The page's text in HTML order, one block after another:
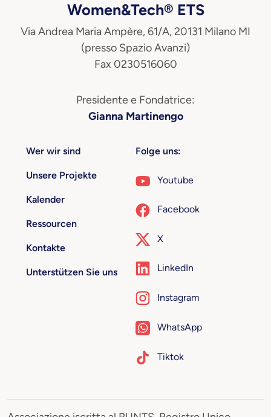
Women&Tech® ETS
Via Andrea Maria Ampère, 61/A, 20131 Milano MI
(presso Spazio Avanzi)
Fax 0230516060
Presidente e Fondatrice:
Gianna Martinengo
Wer wir sind
Unsere Projekte
Kalender
Ressourcen
Kontakte
Unterstützen Sie uns
Folge uns:
Youtube
Facebook
X
LinkedIn
Instagram
WhatsApp
Tiktok